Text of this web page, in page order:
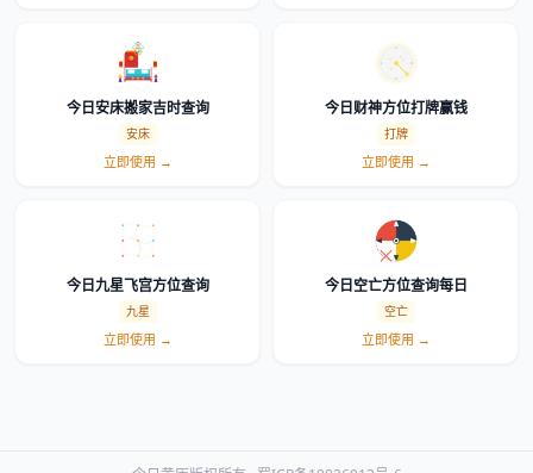
今日安床搬家吉时查询
安床
立即使用 →
今日财神方位打牌赢钱
打牌
立即使用 →
今日九星飞宫方位查询
九星
立即使用 →
今日空亡方位查询每日
空亡
立即使用 →